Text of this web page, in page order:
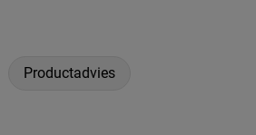
Productadvies